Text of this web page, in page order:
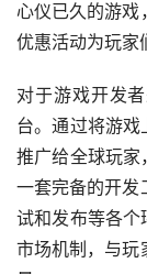
心仪已久的游
优惠活动为玩家
对于游戏开发
台。通过将游
推广给全球玩家
一套完备的开发
试和发布等各
市场机制，与玩